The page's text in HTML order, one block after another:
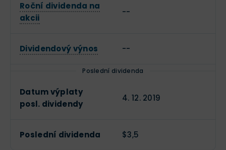
Roční dividenda na
akcii
--
Dividendový výnos --
Poslední dividenda
Datum výplaty
posl. dividendy
4. 12. 2019
Poslední dividenda $3,5